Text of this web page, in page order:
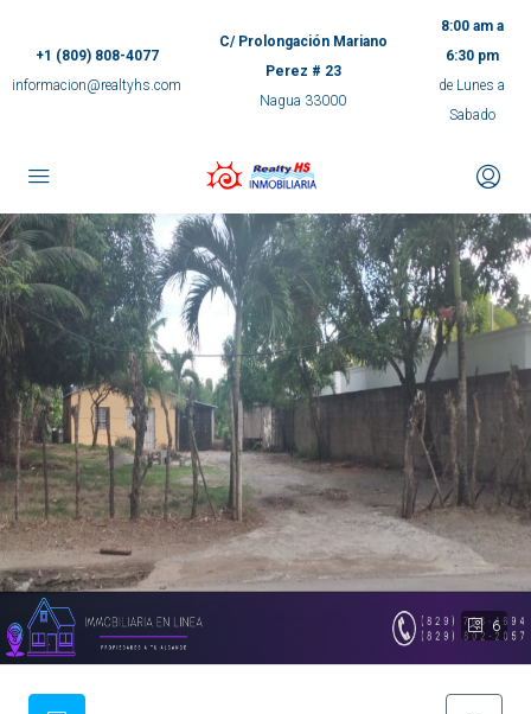
+1 (809) 808-4077
informacion@realtyhs.com
C/ Prolongación Mariano
Perez # 23
Nagua 33000
8:00 am a
6:30 pm
de Lunes a
Sabado
6